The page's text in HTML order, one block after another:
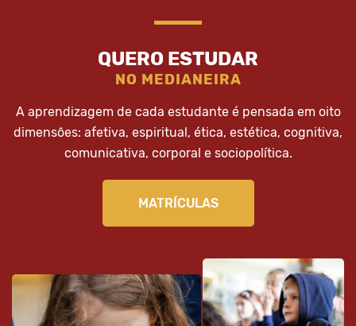
QUERO ESTUDAR
NO MEDIANEIRA
A aprendizagem de cada estudante é pensada em oito
dimensões: afetiva, espiritual, ética, estética, cognitiva,
comunicativa, corporal e sociopolítica.
MATRÍCULAS